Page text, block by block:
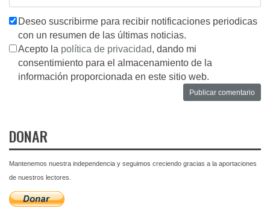
Deseo suscribirme para recibir notificaciones periodicas
con un resumen de las últimas noticias.
Acepto la política de privacidad, dando mi
consentimiento para el almacenamiento de la
información proporcionada en este sitio web.
DONAR
Mantenemos nuestra independencia y seguimos creciendo gracias a la aportaciones
de nuestros lectores.